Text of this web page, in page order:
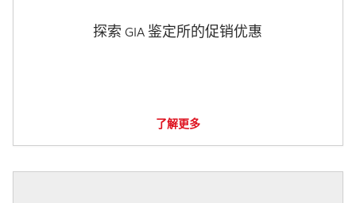
探索 GIA 鉴定所的促销优惠
了解更多